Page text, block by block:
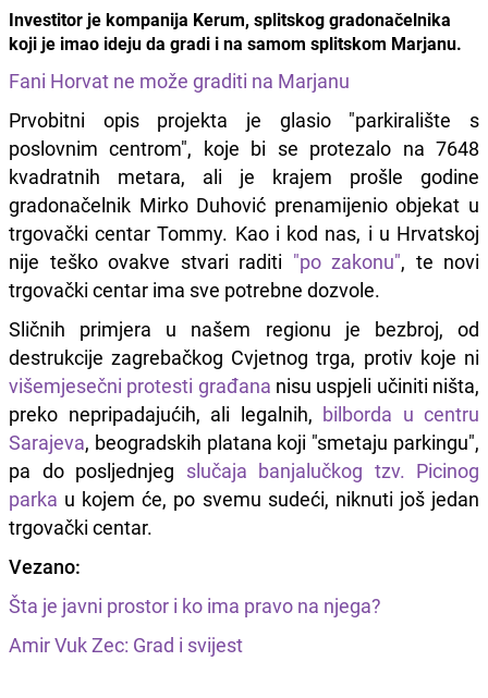
Investitor je kompanija Kerum, splitskog gradonačelnika
koji je imao ideju da gradi i na samom splitskom Marjanu.
Fani Horvat ne može graditi na Marjanu
Prvobitni opis projekta je glasio "parkiralište s
poslovnim centrom", koje bi se protezalo na 7648
kvadratnih metara, ali je krajem prošle godine
gradonačelnik Mirko Duhović prenamijenio objekat u
trgovački centar Tommy. Kao i kod nas, i u Hrvatskoj
nije teško ovakve stvari raditi "po zakonu", te novi
trgovački centar ima sve potrebne dozvole.
Sličnih primjera u našem regionu je bezbroj, od
destrukcije zagrebačkog Cvjetnog trga, protiv koje ni
višemjesečni protesti građana nisu uspjeli učiniti ništa,
preko nepripadajućih, ali legalnih, bilborda u centru
Sarajeva, beogradskih platana koji "smetaju parkingu",
pa do posljednjeg slučaja banjalučkog tzv. Picinog
parka u kojem će, po svemu sudeći, niknuti još jedan
trgovački centar.
Vezano:
Šta je javni prostor i ko ima pravo na njega?
Amir Vuk Zec: Grad i svijest